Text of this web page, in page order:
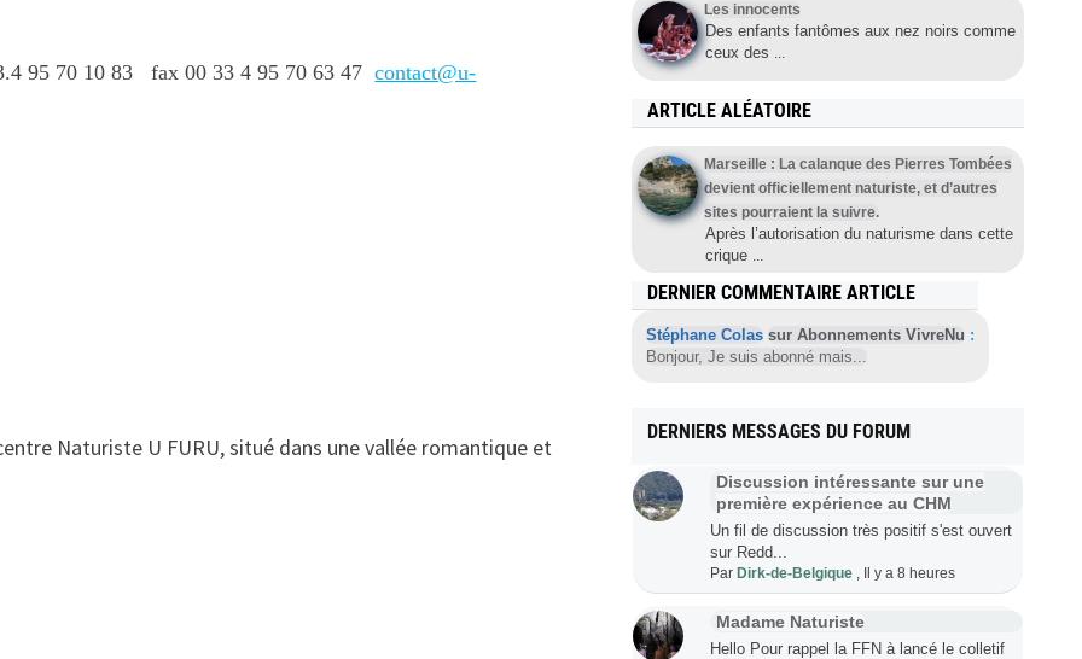
95 70 10 83 fax 00 33 4 95 70 63 47contact@u-
Naturiste U FURU, situé dans une vallée romantique et
Les innocents
Des enfants fantômes aux nez noirs comme
ceux des ...
ARTICLE ALÉATOIRE
Marseille : La calanque des Pierres Tombées
devient officiellement naturiste, et d’autres
sites pourraient la suivre.
Après l’autorisation du naturisme dans cette
crique
DERNIER COMMENTAIRE ARTICLE
Stéphane Colas sur Abonnements VivreNu :
Bonjour, Je suis abonné mais...
DERNIERS MESSAGES DU FORUM
Discussion intéressante sur une
première expérience au CHM
Un fil de discussion très positif s'est ouvert
sur Redd...
ParDirk-de-Belgique Il y a 8 heures
Madame Naturiste
Hello Pour rappel la FFN à lancé le colletif